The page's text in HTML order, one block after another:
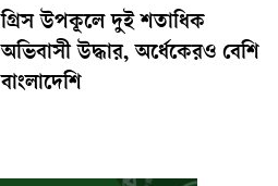
গ্রিস উপকূলে দুই শতাধিক
অভিবাসী উদ্ধার, অর্ধেকেরও বেশি
বাংলাদেশি